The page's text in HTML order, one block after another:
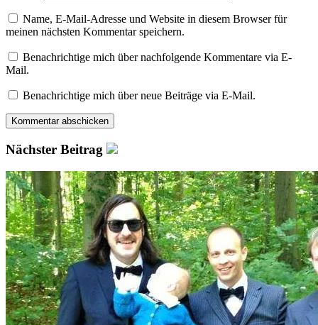
Name, E-Mail-Adresse und Website in diesem Browser für
meinen nächsten Kommentar speichern.
Benachrichtige mich über nachfolgende Kommentare via E-
Mail.
Benachrichtige mich über neue Beiträge via E-Mail.
Nächster Beitrag